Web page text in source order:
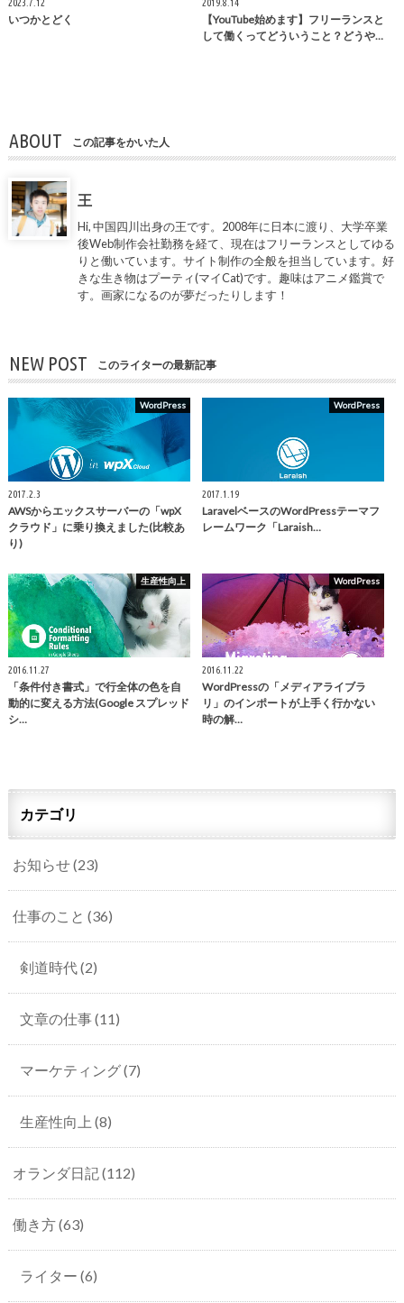
2023.7.12
いつかとどく
2019.8.14
【YouTube始めます】フリーランスと
して働くってどういうこと？どうや…
ABOUT この記事をかいた人
王
Hi, 中国四川出身の王です。2008年に日本に渡り、大学卒業
後Web制作会社勤務を経て、現在はフリーランスとしてゆる
りと働いています。サイト制作の全般を担当しています。好
きな生き物はプーティ(マイCat)です。趣味はアニメ鑑賞で
す。画家になるのが夢だったりします！
NEW POST このライターの最新記事
WordPress
2017.2.3
AWSからエックスサーバーの「wpX
クラウド」に乗り換えました(比較あ
り)
WordPress
2017.1.19
LaravelベースのWordPressテーマフ
レームワーク「Laraish…
生産性向上
2016.11.27
「条件付き書式」で行全体の色を自
動的に変える方法(Google スプレッド
シ…
WordPress
2016.11.22
WordPressの「メディアライブラ
リ」のインポートが上手く行かない
時の解…
カテゴリ
お知らせ(23)
仕事のこと (36)
剣道時代(2)
文章の仕事(11)
マーケティング(7)
生産性向上 (8)
オランダ日記(112)
働き方(63)
ライター (6)